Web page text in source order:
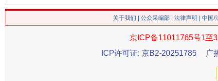
这是一记警钟！ 谢
关于我们 公众采编部 法律声明 | 中国
京ICP备11011765号1至
ICP许可证: 京B2-20251785
广